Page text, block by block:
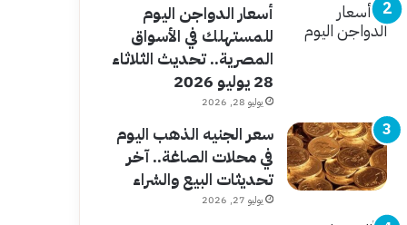
أسعار الدواجن اليوم
للمستهلك في الأسواق
المصرية.. تحديث الثلاثاء
28 يوليو 2026
يوليو 28, 2026
سعر الجنيه الذهب اليوم
في محلات الصاغة.. آخر
تحديثات البيع والشراء
يوليو 27, 2026